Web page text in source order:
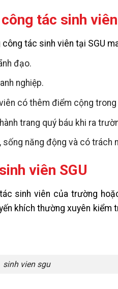
tác sinh viên
tác sinh viên tại SGU
đạo.
nghiệp.
có thêm điểm cộng
trang quý báu khi ra
năng động và có trách
viên SGU
sinh viên của trường
khích thường xuyên
sinh vien sgu